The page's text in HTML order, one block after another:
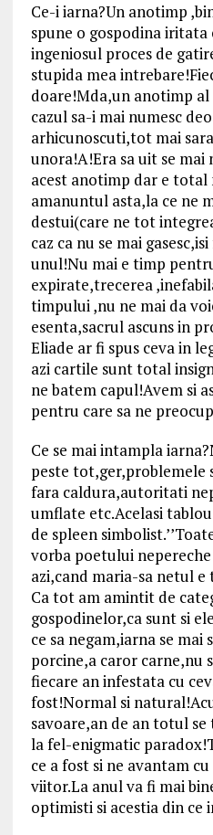
Ce-i iarna?Un anotimp
spune o gospodina
ingeniosul proces de
stupida mea
doare!Mda,un anotimp
cazul sa-i mai numesc
arhicunoscuti,tot mai
unora!A!Era sa uit se
acest anotimp dar e total
amanuntul asta,la ce ne
destui(care ne tot
caz ca nu se mai
unul!Nu mai e timp
expirate,trecerea
timpului ,nu ne mai da
esenta,sacrul ascuns in
Eliade ar fi spus ceva in
azi cartile sunt total
ne batem capul!Avem si
pentru care sa ne
Ce se mai intampla
peste tot,ger,problemele
fara caldura,autoritati
umflate etc.Acelasi
de spleen
vorba poetului
azi,cand maria-sa netul
Ca tot am amintit de
gospodinelor,ca sunt si
ce sa negam,iarna se mai
porcine,a caror carne,nu
fiecare an infestata cu
fost!Normal si
savoare,an de an totul
la fel-enigmatic
ce a fost si ne avantam
viitor.La anul va fi mai
optimisti si acestia din ce